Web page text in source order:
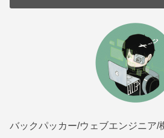
バックパッカー/ウェブエンジニア/